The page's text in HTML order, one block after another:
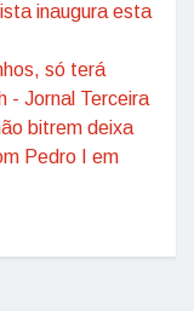
inaugura esta
só terá
- Jornal Terceira
bitrem deixa
Pedro I em